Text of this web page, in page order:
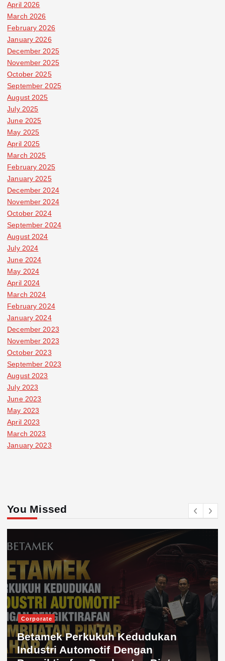
April 2026
March 2026
February 2026
January 2026
December 2025
November 2025
October 2025
September 2025
August 2025
July 2025
June 2025
May 2025
April 2025
March 2025
February 2025
January 2025
December 2024
November 2024
October 2024
September 2024
August 2024
July 2024
June 2024
May 2024
April 2024
March 2024
February 2024
January 2024
December 2023
November 2023
October 2023
September 2023
August 2023
July 2023
June 2023
May 2023
April 2023
March 2023
January 2023
You Missed
Corporate
Betamek Perkukuh Kedudukan
Industri Automotif Dengan